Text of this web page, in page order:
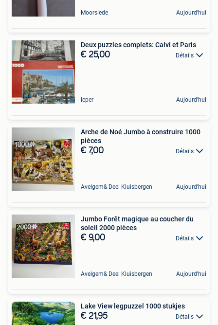
Moorslede Aujourd'hui
Deux puzzles complets: Calvi et Paris
€ 25,00 Détails
Ieper Aujourd'hui
Arche de Noé Jumbo à construire 1000
pièces
€ 7,00 Détails
Avelgem& Deel Kluisbergen Aujourd'hui
Jumbo Forêt magique au coucher du
soleil 2000 pièces
€ 9,00 Détails
Avelgem& Deel Kluisbergen Aujourd'hui
Lake View legpuzzel 1000 stukjes
€ 21,95 Détails